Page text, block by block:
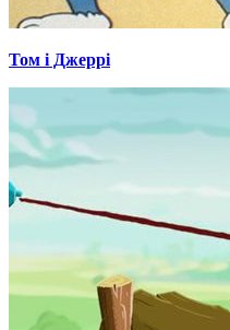
Том і Джеррі